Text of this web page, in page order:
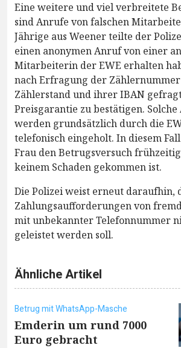
Eine weitere und viel verbreitete
sind Anrufe von falschen
Jährige aus Weener teilte der
einen anonymen Anruf von einer
Mitarbeiterin der EWE erhalten
nach Erfragung der
Zählerstand und ihrer IBAN
Preisgarantie zu bestätigen.
werden grundsätzlich durch die
telefonisch eingeholt. In diesem
Frau den Betrugsversuch
keinem Schaden gekommen ist.
Die Polizei weist erneut daraufhin,
Zahlungsaufforderungen von
mit unbekannter Telefonnummer
geleistet werden soll.
Ähnliche Artikel
Betrug mit WhatsApp-Masche
Emderin um rund 7000
Euro gebracht